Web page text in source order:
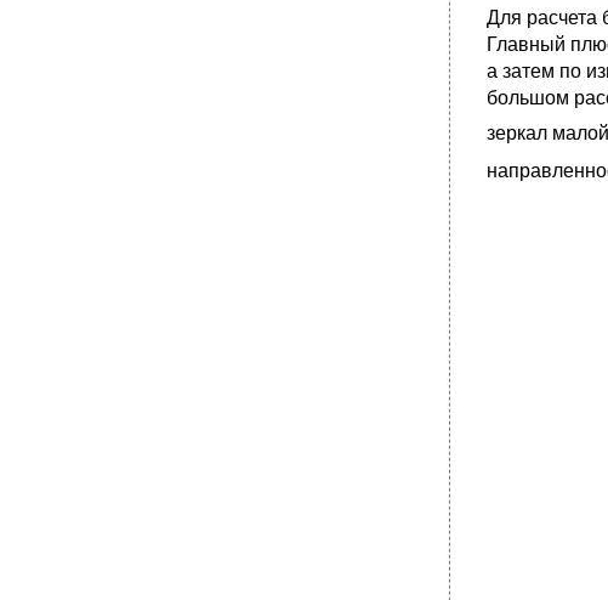
Для расчета
Главный
а затем по
большом
зеркал